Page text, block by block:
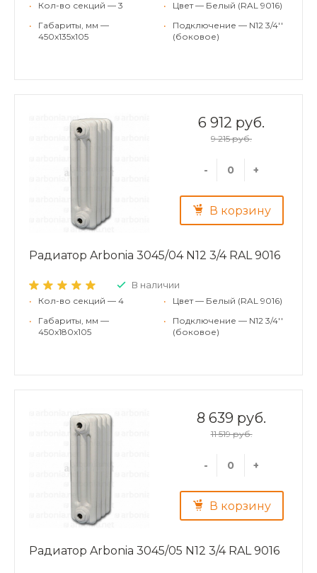
•
Кол-во секций — 3
•
Габариты, мм —
450x135x105
•
Цвет — Белый (RAL 9016)
•
Подключение — N12 3/4''
(боковое)
6 912 руб.
9 215 руб.
- +
В корзину
Радиатор Arbonia 3045/04 N12 3/4 RAL 9016
В наличии
•
Кол-во секций — 4
•
Габариты, мм —
450x180x105
•
Цвет — Белый (RAL 9016)
•
Подключение — N12 3/4''
(боковое)
8 639 руб.
11 519 руб.
- +
В корзину
Радиатор Arbonia 3045/05 N12 3/4 RAL 9016